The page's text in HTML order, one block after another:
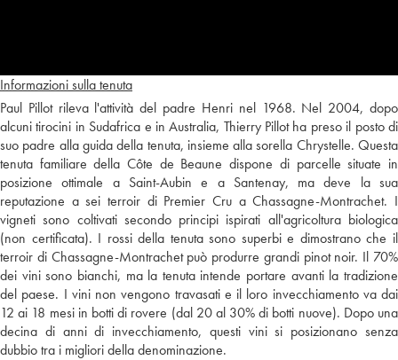
Informazioni sulla tenuta
Paul Pillot rileva l'attività del padre Henri nel 1968. Nel 2004, dopo
alcuni tirocini in Sudafrica e in Australia, Thierry Pillot ha preso il posto di
suo padre alla guida della tenuta, insieme alla sorella Chrystelle. Questa
tenuta familiare della Côte de Beaune dispone di parcelle situate in
posizione ottimale a Saint-Aubin e a Santenay, ma deve la sua
reputazione a sei terroir di Premier Cru a Chassagne-Montrachet. I
vigneti sono coltivati secondo principi ispirati all'agricoltura biologica
(non certificata). I rossi della tenuta sono superbi e dimostrano che il
terroir di Chassagne-Montrachet può produrre grandi pinot noir. Il 70%
dei vini sono bianchi, ma la tenuta intende portare avanti la tradizione
del paese. I vini non vengono travasati e il loro invecchiamento va dai
12 ai 18 mesi in botti di rovere (dal 20 al 30% di botti nuove). Dopo una
decina di anni di invecchiamento, questi vini si posizionano senza
dubbio tra i migliori della denominazione.